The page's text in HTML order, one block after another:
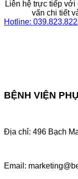
Liên hệ trực tiếp
vấn chi tiết
Hotline:
BỆNH VIỆN
Địa chỉ: 496 Bạch
Email: